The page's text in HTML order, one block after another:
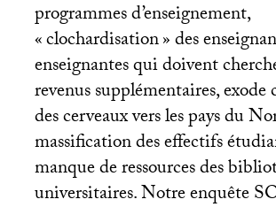
programmes d’enseignement,
«clochardisation» des
enseignantes qui doivent
revenus supplémentaires,
des cerveaux vers les pays du
massification des effectifs
manque de ressources des
universitaires. Notre enquête